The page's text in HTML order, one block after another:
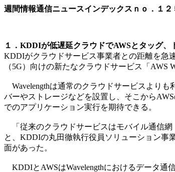
週間情報通信ニュースインデックスｎｏ． １２
１．KDDIが低遅延クラウドでAWSとタッグ
KDDIがクラウドサービス事業者との距離を急
（5G）向けの新たなクラウドサービス「AWS
Wavelengthは通常のクラウドサービスより
バーやストレージなどを設置し、そこから
でのアプリケーション実行を期待できる。
「従来のクラウドサービスはモバイル通信網
と、KDDIの丸田徹執行役員ソリューション事
面があった。
KDDIとAWSはWavelengthにおけるデータ通